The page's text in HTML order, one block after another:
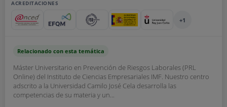
ACREDITACIONES
+1
Relacionado con esta temática
Máster Universitario en Prevención de Riesgos Laborales (PRL
Online) del Instituto de Ciencias Empresariales IMF. Nuestro centro
adscrito a la Universidad Camilo José Cela desarrolla las
competencias de su materia y un...